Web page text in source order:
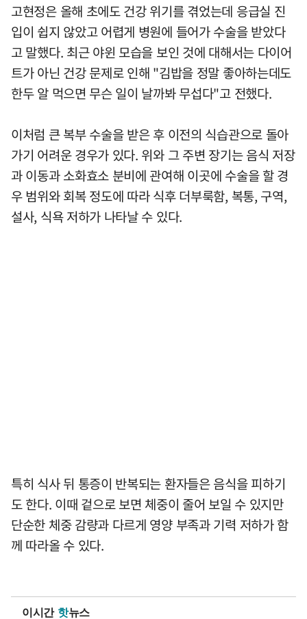
고현정은 올해 초에도 건강 위기를 겪었는데 응급실 진
입이 쉽지 않았고 어렵게 병원에 들어가 수술을 받았다
고 말했다. 최근 야윈 모습을 보인 것에 대해서는 다이어
트가 아닌 건강 문제로 인해 "김밥을 정말 좋아하는데도
한두 알 먹으면 무슨 일이 날까봐 무섭다"고 전했다.
이처럼 큰 복부 수술을 받은 후 이전의 식습관으로 돌아
가기 어려운 경우가 있다. 위와 그 주변 장기는 음식 저장
과 이동과 소화효소 분비에 관여해 이곳에 수술을 할 경
우 범위와 회복 정도에 따라 식후 더부룩함, 복통, 구역,
설사, 식욕 저하가 나타날 수 있다.
특히 식사 뒤 통증이 반복되는 환자들은 음식을 피하기
도 한다. 이때 겉으로 보면 체중이 줄어 보일 수 있지만
단순한 체중 감량과 다르게 영양 부족과 기력 저하가 함
께 따라올 수 있다.
이시간 핫뉴스